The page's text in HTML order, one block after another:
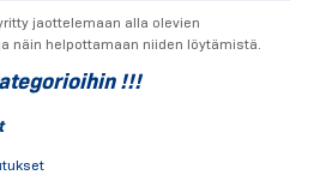
jaottelemaan alla olevien
näin helpottamaan niiden löytämistä.
!!!